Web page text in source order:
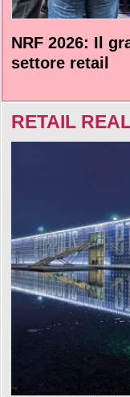
NRF 2026: Il
settore retail
RETAIL